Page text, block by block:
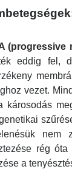
(progressive
eddig fel,
vezet.
károsodás
rég
a